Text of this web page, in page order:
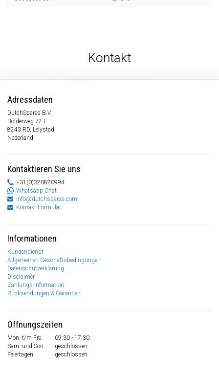
Kontakt
Adressdaten
DutchSpares B.V.
Bolderweg 72 F
8243 RD, Lelystad
Nederland
Kontaktieren Sie uns
+31(0)320820994
Whatsapp Chat
info@dutchspares.com
Kontakt Formular
Informationen
Kundendienst
Allgemeinen Geschäftsbedingungen
Datenschutzerklärung
Disclaimer
Zahlungs Information
Rücksendungen & Garantien
Öffnungszeiten
Mon. t/m Fre.
09:30 - 17:30
Sam. und Son.
geschlossen
Feiertagen:
geschlossen